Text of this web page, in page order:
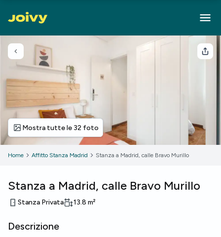
Torna indietro
Mostra tutte le 32 foto
Home Affitto Stanza Madrid Stanza a Madrid, calle Bravo Murillo
Stanza a Madrid, calle Bravo Murillo
Stanza Privata 13.8 m²
Descrizione